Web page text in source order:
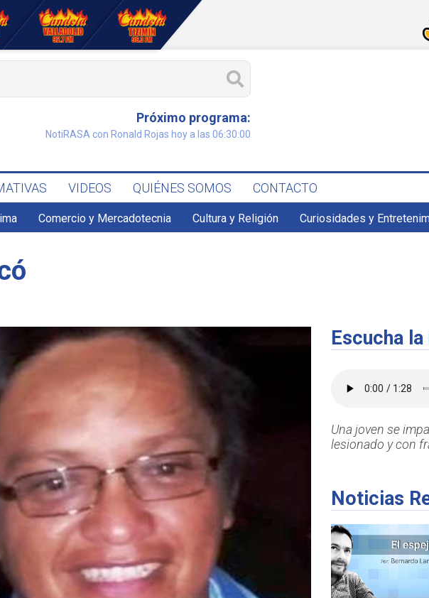
Próximo programa:
NotiRASA con Ronald Rojas hoy a las 06:30:00
VIDEOS QUIÉNES SOMOS CONTACTO
Comercio y Mercadotecnia Cultura y Religión Curiosidades y
Escucha
Una joven se
lesionado y con
Noticias